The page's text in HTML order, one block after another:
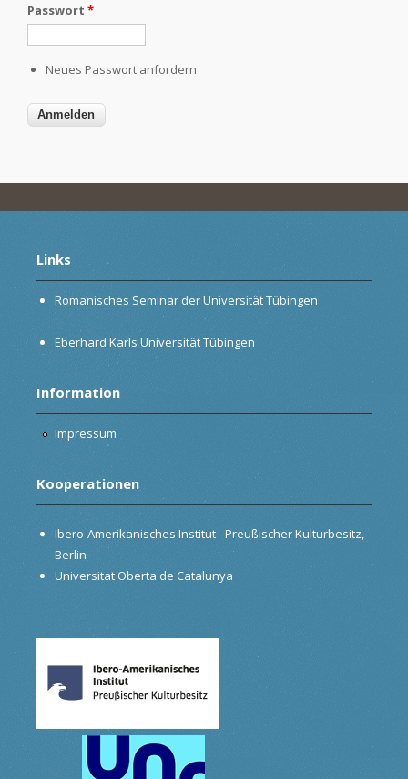
Passwort *
Neues Passwort anfordern
Links
Romanisches Seminar der Universität Tübingen
Eberhard Karls Universität Tübingen
Information
Impressum
Kooperationen
Ibero-Amerikanisches Institut - Preußischer Kulturbesitz,
Berlin
Universitat Oberta de Catalunya